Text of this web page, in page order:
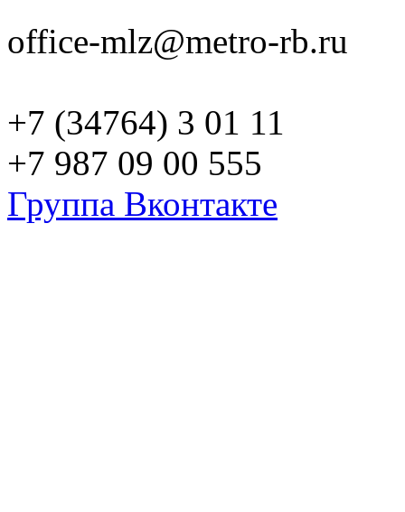
office-mlz@metro-rb.ru
+7 (34764) 3 01 11
+7 987 09 00 555
Группа Вконтакте